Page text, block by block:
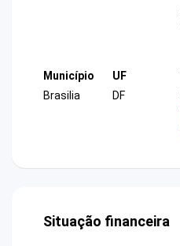
Município
Brasilia
UF
DF
Situação financeira